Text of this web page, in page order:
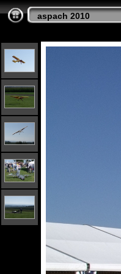
aspach 2010